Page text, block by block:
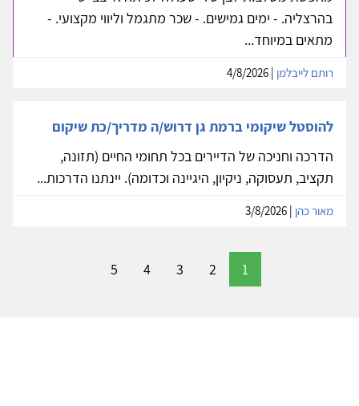
בהרצליה. - ימים גמישים. - שכר מתגמל וליווי מקצועי. -
מתאים במיוחד...
רותם לייבלמן
להוסטל שיקומי ברמת גן דרוש/ה מדריך/כת שיקום
הדרכה וחניכה של הדיירים בכל תחומי החיים (תזונה,
תקציב, תעסוקה, ניקיון, היגיינה וכדומה). יינתנו הדרכות...
מאור כהן
1
2
3
4
5